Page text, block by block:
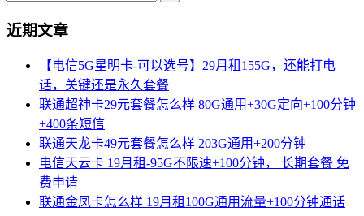
近期文章
【电信5G星明卡-可以选号】29月租155G，还能打电
话，关键还是永久套餐
联通超神卡29元套餐怎么样 80G通用+30G定向+100分钟
+400条短信
联通天龙卡49元套餐怎么样 203G通用+200分钟
电信天云卡 19月租-95G不限速+100分钟， 长期套餐 免
费申请
联通金凤卡怎么样 19月租100G通用流量+100分钟通话